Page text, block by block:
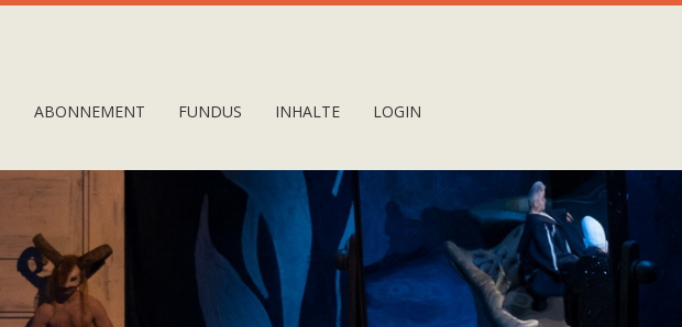
ABONNEMENT FUNDUS INHALTE LOGIN